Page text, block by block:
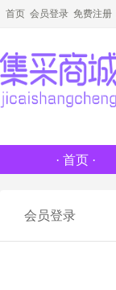
首页 会员登录 免费注册
· 首页 ·
会员登录